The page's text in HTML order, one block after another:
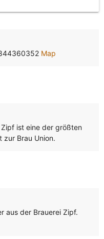
Map
ist eine der größten
zur Brau Union.
aus der Brauerei Zipf.